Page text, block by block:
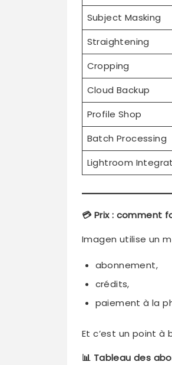
Subject Masking
Straightening
Cropping
Cloud Backup
Profile Shop
Batch Processing
Lightroom
💳 Prix : comment
Imagen utilise un
abonnement,
crédits,
paiement à la
Et c’est un point à
📊 Tableau des